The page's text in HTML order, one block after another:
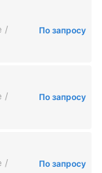
/
По запросу
/
По запросу
/
По запросу